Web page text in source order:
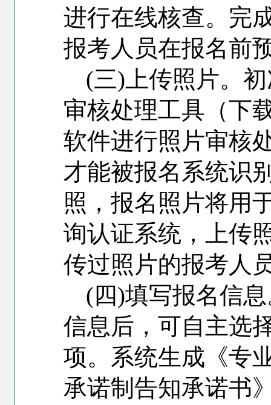
进行在线核查。完
报考人员在报名前
(三)上传照片。
审核处理工具（下
软件进行照片审核
才能被报名系统识
照，报名照片将用
询认证系统，上传
传过照片的报考人
(四)填写报名信
信息后，可自主选
项。系统生成《专
承诺制告知承诺书